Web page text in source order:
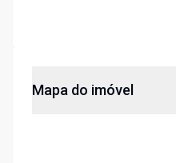
Mapa do imóvel